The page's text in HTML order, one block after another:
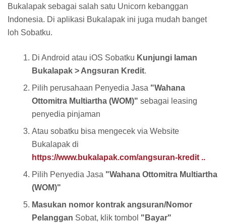
Bukalapak sebagai salah satu Unicorn kebanggan
Indonesia. Di aplikasi Bukalapak ini juga mudah banget
loh Sobatku.
Di Android atau iOS Sobatku Kunjungi laman
Bukalapak > Angsuran Kredit.
Pilih perusahaan Penyedia Jasa "Wahana
Ottomitra Multiartha (WOM)" sebagai leasing
penyedia pinjaman
Atau sobatku bisa mengecek via Website
Bukalapak di
https://www.bukalapak.com/angsuran-kredit ..
Pilih Penyedia Jasa "Wahana Ottomitra Multiartha
(WOM)"
Masukan nomor kontrak angsuran/Nomor
Pelanggan Sobat, klik tombol "Bayar"